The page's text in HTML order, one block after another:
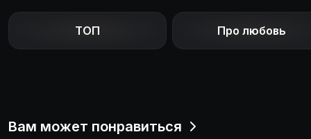
ТОП Про любовь
Вам может понравиться